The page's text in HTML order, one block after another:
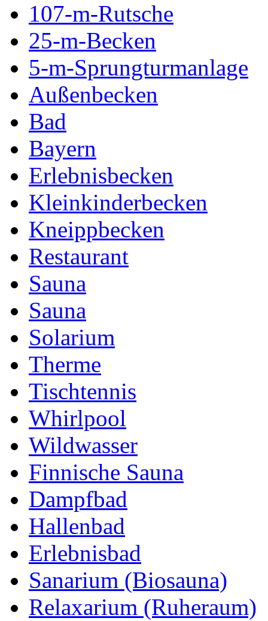
107-m-Rutsche
25-m-Becken
5-m-Sprungturmanlage
Außenbecken
Bad
Bayern
Erlebnisbecken
Kleinkinderbecken
Kneippbecken
Restaurant
Sauna
Sauna
Solarium
Therme
Tischtennis
Whirlpool
Wildwasser
Finnische Sauna
Dampfbad
Hallenbad
Erlebnisbad
Sanarium (Biosauna)
Relaxarium (Ruheraum)